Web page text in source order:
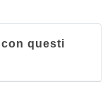
questi